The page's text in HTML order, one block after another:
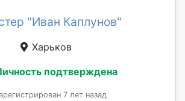
"Иван Каплунов"
Харьков
подтверждена
7 лет назад